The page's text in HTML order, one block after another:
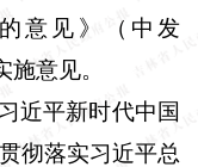
意见》（中发
意见。
近平新时代中国
彻落实习近平总